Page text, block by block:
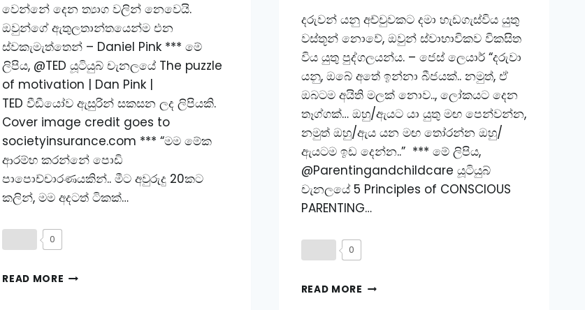
වෙන්නේ දෙන ත්‍යාග වලින් නෙවෙයි.
ඔවුන්ගේ ඇතුලතාන්තයෙන්ම එන
ස්වකැමැත්තෙන් – Daniel Pink *** මේ
ලිපිය, @TED යූටියුබ් චැනලයේ The puzzle
of motivation | Dan Pink |
TED වීඩීයෝව ඇසුරින් සකසන ලද ලිපියකි.
Cover image credit goes to
societyinsurance.com *** “මම මේක
ආරම්භ කරන්නේ පොඩි
පාපොච්චාරණයකින්.. මීට අවුරුදු 20කට
කලින්, මම අදටත් ටිකක්…
0
READ MORE නිවැරදිව
දරුවන් යනු අච්චුවකට දමා හැඩගැස්විය යුතු
වස්තූන් නොවේ, ඔවුන් ස්වාභාවිකව විකසිත
විය යුතු පුද්ගලයන්ය. – ජෙස් ලෙයාර් “දරුවා
යනු, ඔබේ අතේ ඉන්නා බීජයක්.. නමුත්, ඒ
ඔබටම අයිති මලක් නොව.., ලෝකයට දෙන
තෑග්ගක්… ඔහු/ඇයට යා යුතු මඟ පෙන්වන්න,
නමුත් ඔහු/ඇය යන මඟ තෝරන්න ඔහු/
ඇයටම ඉඩ දෙන්න..” *** මේ ලිපිය,
@Parentingandchildcare යූටියුබ්
චැනලයේ 5 Principles of CONSCIOUS
PARENTING…
0
READ MORE සචේතනීය